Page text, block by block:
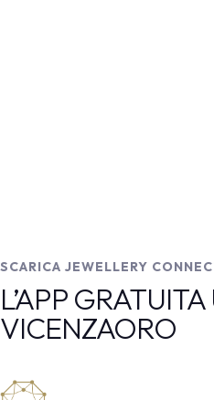
SCARICA JEWELLERY
L’APP
VICENZAORO